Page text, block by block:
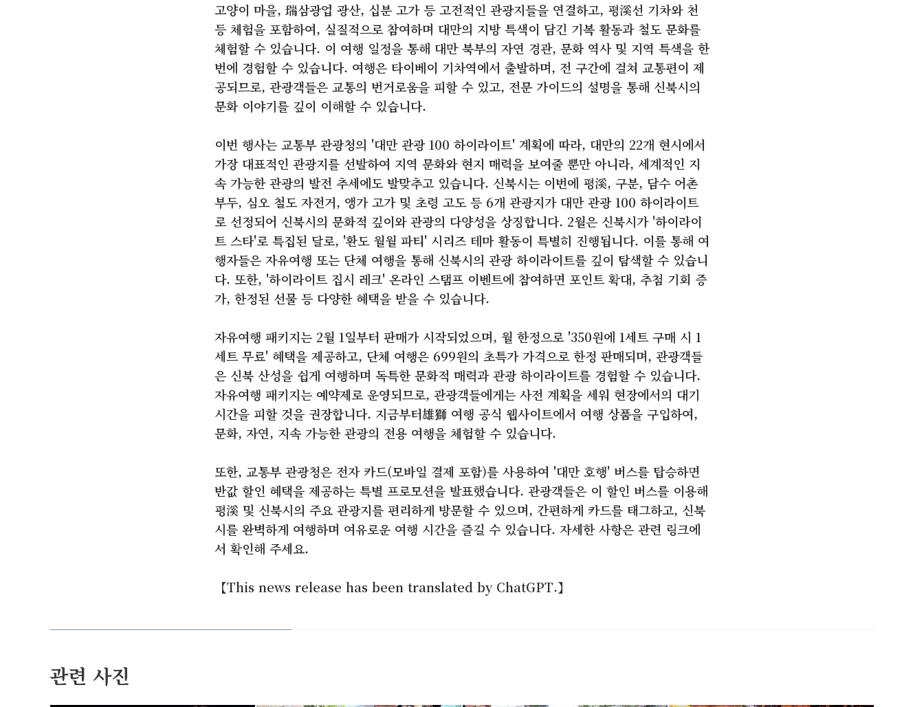
고양이 마을, 瑞삼광업 광산, 십분 고가 등 고전적인 관광지들을 연결하고, 평溪선 기차와 천
등 체험을 포함하여, 실질적으로 참여하며 대만의 지방 특색이 담긴 기복 활동과 철도 문화를
체험할 수 있습니다. 이 여행 일정을 통해 대만 북부의 자연 경관, 문화 역사 및 지역 특색을 한
번에 경험할 수 있습니다. 여행은 타이베이 기차역에서 출발하며, 전 구간에 걸쳐 교통편이 제
공되므로, 관광객들은 교통의 번거로움을 피할 수 있고, 전문 가이드의 설명을 통해 신북시의
문화 이야기를 깊이 이해할 수 있습니다.
이번 행사는 교통부 관광청의 '대만 관광 100 하이라이트' 계획에 따라, 대만의 22개 현시에서
가장 대표적인 관광지를 선발하여 지역 문화와 현지 매력을 보여줄 뿐만 아니라, 세계적인 지
속 가능한 관광의 발전 추세에도 발맞추고 있습니다. 신북시는 이번에 평溪, 구분, 담수 어촌
부두, 심오 철도 자전거, 앵가 고가 및 초령 고도 등 6개 관광지가 대만 관광 100 하이라이트
로 선정되어 신북시의 문화적 깊이와 관광의 다양성을 상징합니다. 2월은 신북시가 '하이라이
트 스타'로 특집된 달로, '환도 월월 파티' 시리즈 테마 활동이 특별히 진행됩니다. 이를 통해 여
행자들은 자유여행 또는 단체 여행을 통해 신북시의 관광 하이라이트를 깊이 탐색할 수 있습니
다. 또한, '하이라이트 집시 레크' 온라인 스탬프 이벤트에 참여하면 포인트 확대, 추첨 기회 증
가, 한정된 선물 등 다양한 혜택을 받을 수 있습니다.
자유여행 패키지는 2월 1일부터 판매가 시작되었으며, 월 한정으로 '350원에 1세트 구매 시 1
세트 무료' 혜택을 제공하고, 단체 여행은 699원의 초특가 가격으로 한정 판매되며, 관광객들
은 신북 산성을 쉽게 여행하며 독특한 문화적 매력과 관광 하이라이트를 경험할 수 있습니다.
자유여행 패키지는 예약제로 운영되므로, 관광객들에게는 사전 계획을 세워 현장에서의 대기
시간을 피할 것을 권장합니다. 지금부터雄獅 여행 공식 웹사이트에서 여행 상품을 구입하여,
문화, 자연, 지속 가능한 관광의 전용 여행을 체험할 수 있습니다.
또한, 교통부 관광청은 전자 카드(모바일 결제 포함)를 사용하여 '대만 호행' 버스를 탑승하면
반값 할인 혜택을 제공하는 특별 프로모션을 발표했습니다. 관광객들은 이 할인 버스를 이용해
평溪 및 신북시의 주요 관광지를 편리하게 방문할 수 있으며, 간편하게 카드를 태그하고, 신북
시를 완벽하게 여행하며 여유로운 여행 시간을 즐길 수 있습니다. 자세한 사항은 관련 링크에
서 확인해 주세요.
【This news release has been translated by ChatGPT.】
관련 사진